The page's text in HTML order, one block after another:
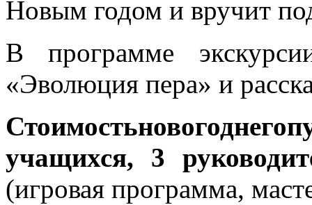
Новым годом и вручит
В программе
«Эволюция пера» и
Стоимостьновогоднего
учащихся, 3
(игровая программа,